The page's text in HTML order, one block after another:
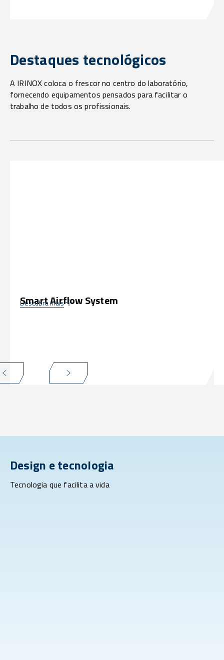
Destaques tecnológicos
A IRINOX coloca o frescor no centro do laboratório,
fornecendo equipamentos pensados para facilitar o
trabalho de todos os profissionais.
Smart Airflow System
Descubra mais
Design e tecnologia
Tecnologia que facilita a vida